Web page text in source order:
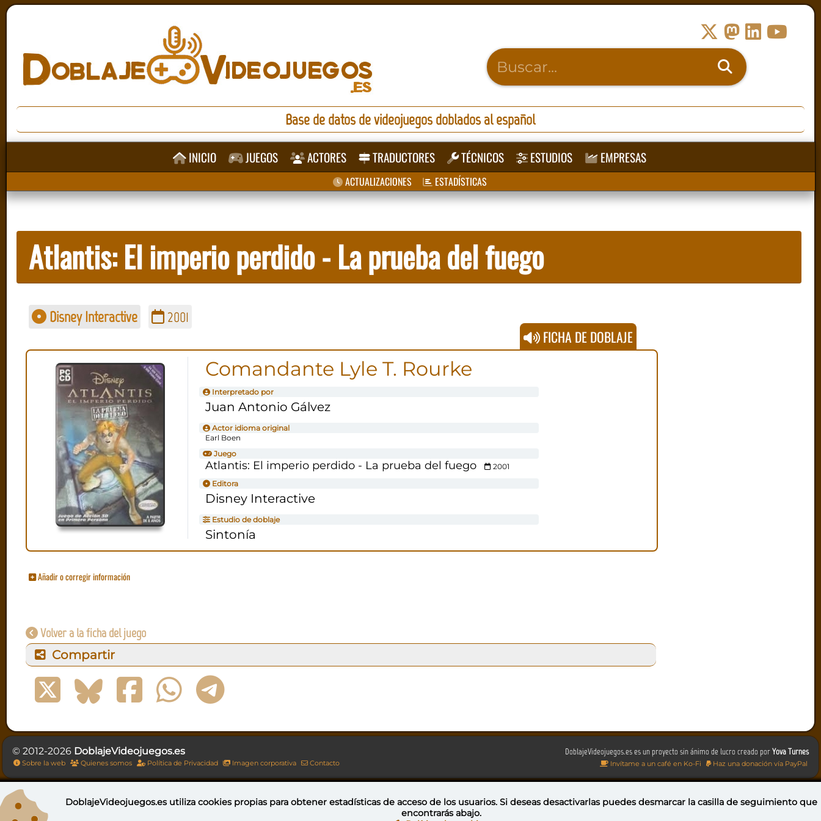
Base de datos de videojuegos doblados al español
INICIO JUEGOS ACTORES TRADUCTORES TÉCNICOS ESTUDIOS EMPRESAS
ACTUALIZACIONES ESTADÍSTICAS
Atlantis: El imperio perdido - La prueba del fuego
Disney Interactive 2001
FICHA DE DOBLAJE
Comandante Lyle T. Rourke
Interpretado por
Juan Antonio Gálvez
Actor idioma original
Earl Boen
Juego
Atlantis: El imperio perdido - La prueba del fuego
2001
Editora
Disney Interactive
Estudio de doblaje
Sintonía
Añadir o corregir información
Volver a la ficha del juego
Compartir
DoblajeVideojuegos.es es un proyecto sin ánimo de lucro creado porYova Turnes
Invítame a un café en Ko-Fi Haz una donación vía PayPal
© 2012-2026 DoblajeVideojuegos.es
Sobre la web Quienes somos Política de Privacidad Imagen corporativa Contacto
Esta obra está bajo una licencia de Creative Commons Reconocimiento-NoComercial-CompartirIgual 4.0 Internacional
DoblajeVideojuegos.es utilizacookies propiaspara obtener estadísticas de acceso de los usuarios. Si deseas desactivarlas puedesdesmarcar la casilla de seguimiento que
encontrarás abajo.